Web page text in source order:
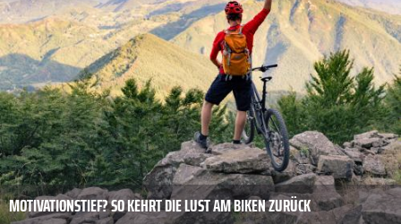
MOTIVATIONSTIEF? SO KEHRT DIE LUST AM BIKEN ZURÜCK